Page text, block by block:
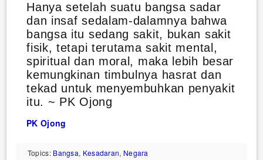
Hanya setelah suatu bangsa sadar
dan insaf sedalam-dalamnya bahwa
bangsa itu sedang sakit, bukan sakit
fisik, tetapi terutama sakit mental,
spiritual dan moral, maka lebih besar
kemungkinan timbulnya hasrat dan
tekad untuk menyembuhkan penyakit
itu. ~ PK Ojong
PK Ojong
Topics: Bangsa, Kesadaran, Negara